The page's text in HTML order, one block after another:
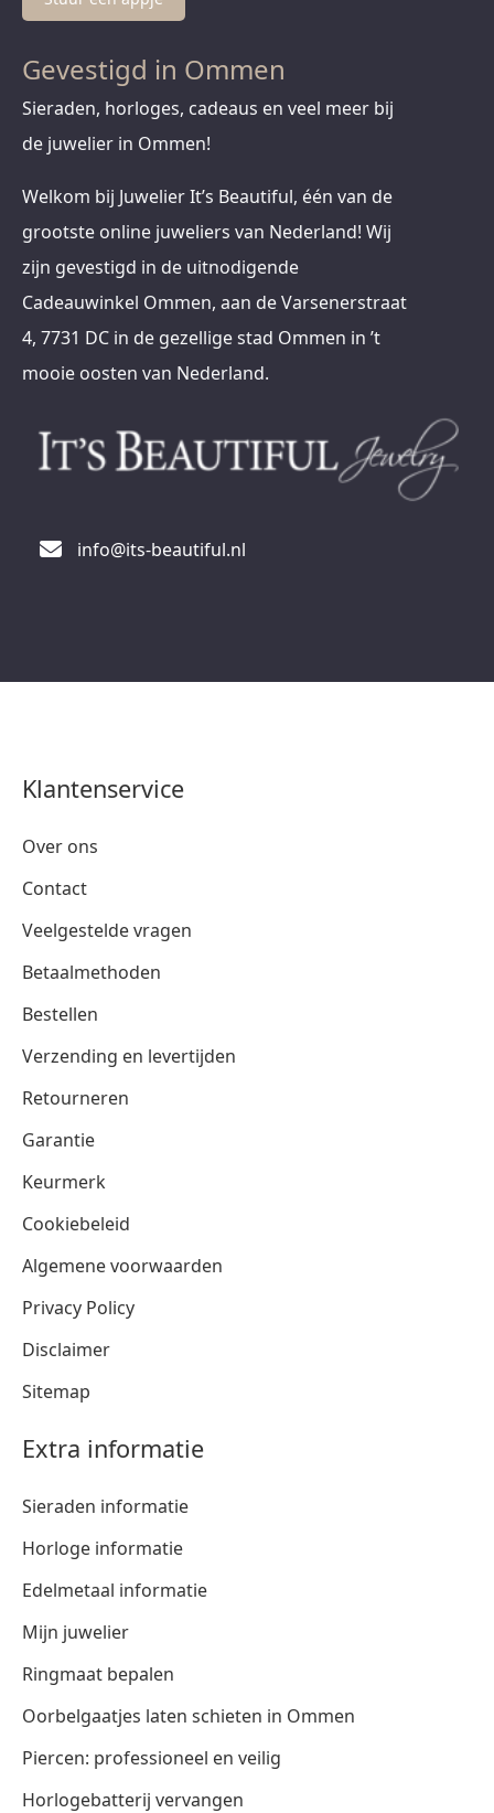
Gevestigd in Ommen
Sieraden, horloges, cadeaus en veel meer bij
de juwelier in Ommen!
Welkom bij Juwelier It’s Beautiful, één van de
grootste online juweliers van Nederland! Wij
zijn gevestigd in de uitnodigende
Cadeauwinkel Ommen, aan de Varsenerstraat
4, 7731 DC in de gezellige stad Ommen in ’t
mooie oosten van Nederland.
info@its-beautiful.nl
Klantenservice
Over ons
Contact
Veelgestelde vragen
Betaalmethoden
Bestellen
Verzending en levertijden
Retourneren
Garantie
Keurmerk
Cookiebeleid
Algemene voorwaarden
Privacy Policy
Disclaimer
Sitemap
Extra informatie
Sieraden informatie
Horloge informatie
Edelmetaal informatie
Mijn juwelier
Ringmaat bepalen
Oorbelgaatjes laten schieten in Ommen
Piercen: professioneel en veilig
Horlogebatterij vervangen